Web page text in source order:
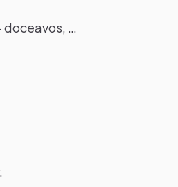
doceavos, …